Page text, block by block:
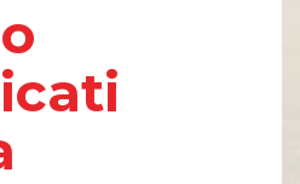
Governance